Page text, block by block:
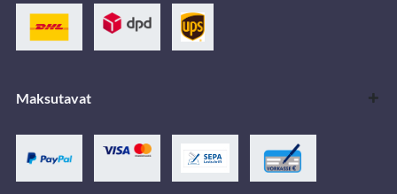
Maksutavat